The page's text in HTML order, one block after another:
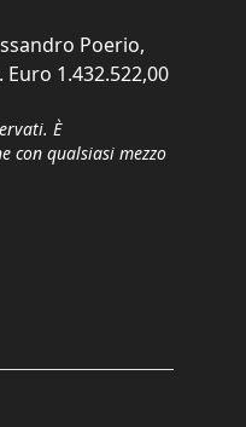
Poerio,
Euro 1.432.522,00
È
con qualsiasi mezzo